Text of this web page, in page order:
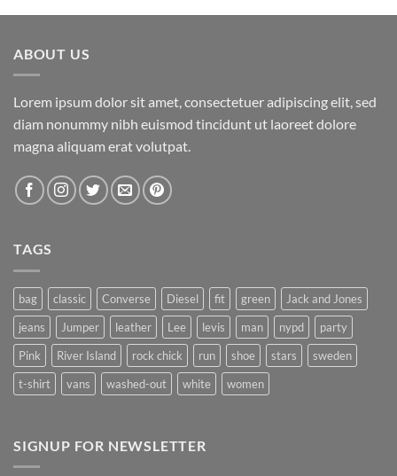
ABOUT US
Lorem ipsum dolor sit amet, consectetuer adipiscing elit, sed
diam nonummy nibh euismod tincidunt ut laoreet dolore
magna aliquam erat volutpat.
TAGS
bag classic Converse Diesel fit green
Jack and Jones
jeans
Jumper leather Lee levis man nypd
party
Pink
River Island rock chick run shoe stars
sweden
t-shirt
vans washed-out white women
SIGNUP FOR NEWSLETTER